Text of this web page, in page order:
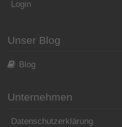
Login
Unser Blog
Blog
Unternehmen
Datenschutzerklärung